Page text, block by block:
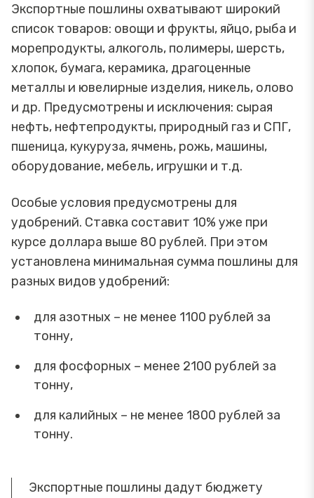
Экспортные пошлины охватывают широкий
список товаров: овощи и фрукты, яйцо, рыба и
морепродукты, алкоголь, полимеры, шерсть,
хлопок, бумага, керамика, драгоценные
металлы и ювелирные изделия, никель, олово
и др. Предусмотрены и исключения: сырая
нефть, нефтепродукты, природный газ и СПГ,
пшеница, кукуруза, ячмень, рожь, машины,
оборудование, мебель, игрушки и т.д.
Особые условия предусмотрены для
удобрений. Ставка составит 10% уже при
курсе доллара выше 80 рублей. При этом
установлена минимальная сумма пошлины для
разных видов удобрений:
для азотных – не менее 1100 рублей за
тонну,
для фосфорных – менее 2100 рублей за
тонну,
для калийных – не менее 1800 рублей за
тонну.
Экспортные пошлины дадут бюджету